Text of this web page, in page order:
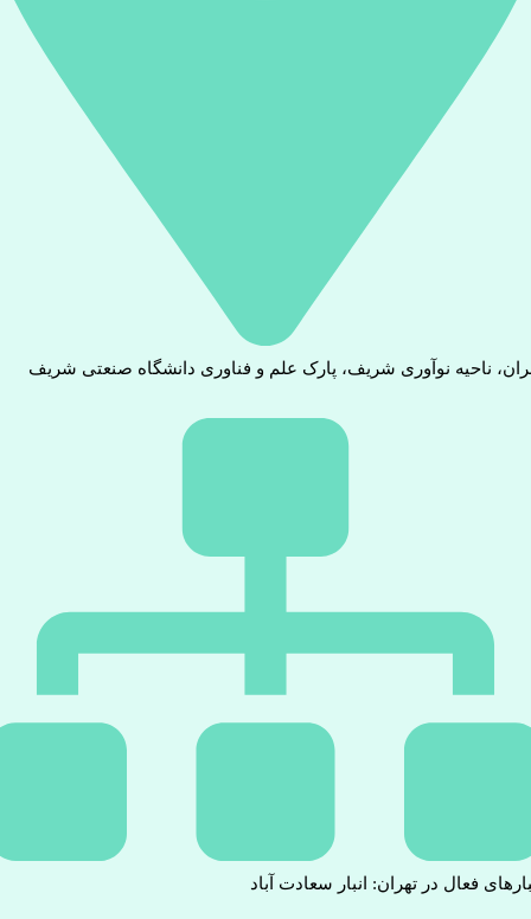
ناحیه نوآوری شریف، پارک علم و فناوری دانشگاه صنعتی شریف
فعال در تهران: انبار سعادت آباد